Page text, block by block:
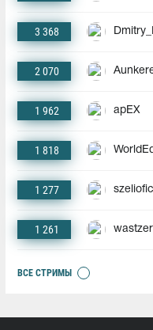
3 368
2 070
1 962 apEX
1 818
1 277
1 261
ВСЕ СТРИМЫ